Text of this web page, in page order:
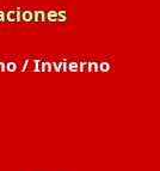
/ Invierno